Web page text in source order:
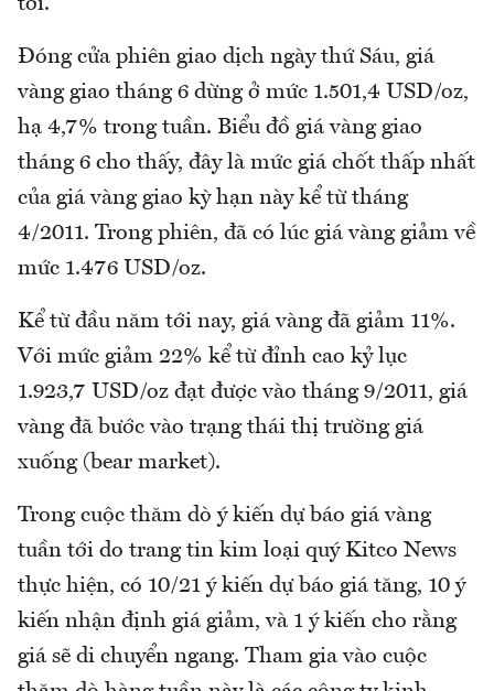
Đóng cửa phiên giao dịch ngày thứ Sáu, giá
vàng giao tháng 6 dừng ở mức 1.501,4 USD/oz,
hạ 4,7% trong tuần. Biểu đồ giá vàng giao
tháng 6 cho thấy, đây là mức giá chốt thấp nhất
của giá vàng giao kỳ hạn này kể từ tháng
4/2011. Trong phiên, đã có lúc giá vàng giảm về
mức 1.476 USD/oz.
Kể từ đầu năm tới nay, giá vàng đã giảm 11%.
Với mức giảm 22% kể từ đỉnh cao kỷ lục
1.923,7 USD/oz đạt được vào tháng 9/2011, giá
vàng đã bước vào trạng thái thị trường giá
xuống (bear market).
Trong cuộc thăm dò ý kiến dự báo giá vàng
tuần tới do trang tin kim loại quý Kitco News
thực hiện, có 10/21 ý kiến dự báo giá tăng, 10 ý
kiến nhận định giá giảm, và 1 ý kiến cho rằng
giá sẽ di chuyển ngang. Tham gia vào cuộc